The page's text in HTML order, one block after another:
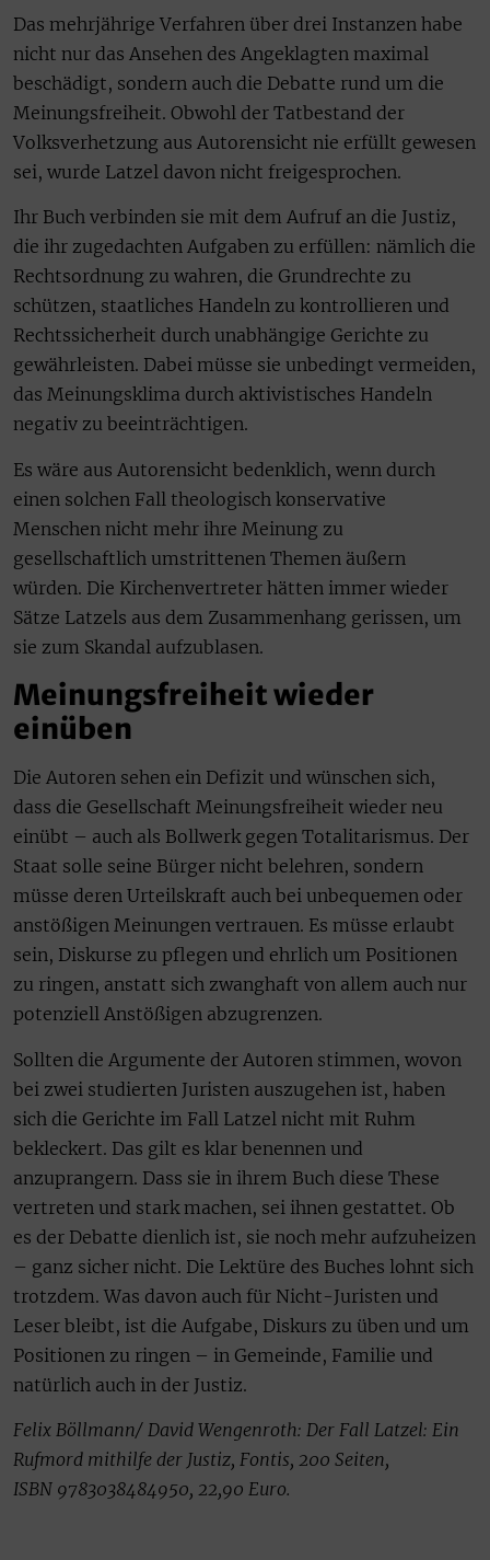
Das mehrjährige Verfahren über drei Instanzen habe
nicht nur das Ansehen des Angeklagten maximal
beschädigt, sondern auch die Debatte rund um die
Meinungsfreiheit. Obwohl der Tatbestand der
Volksverhetzung aus Autorensicht nie erfüllt gewesen
sei, wurde Latzel davon nicht freigesprochen.
Ihr Buch verbinden sie mit dem Aufruf an die Justiz,
die ihr zugedachten Aufgaben zu erfüllen: nämlich die
Rechtsordnung zu wahren, die Grundrechte zu
schützen, staatliches Handeln zu kontrollieren und
Rechtssicherheit durch unabhängige Gerichte zu
gewährleisten. Dabei müsse sie unbedingt vermeiden,
das Meinungsklima durch aktivistisches Handeln
negativ zu beeinträchtigen.
Es wäre aus Autorensicht bedenklich, wenn durch
einen solchen Fall theologisch konservative
Menschen nicht mehr ihre Meinung zu
gesellschaftlich umstrittenen Themen äußern
würden. Die Kirchenvertreter hätten immer wieder
Sätze Latzels aus dem Zusammenhang gerissen, um
sie zum Skandal aufzublasen.
Meinungsfreiheit wieder
einüben
Die Autoren sehen ein Defizit und wünschen sich,
dass die Gesellschaft Meinungsfreiheit wieder neu
einübt – auch als Bollwerk gegen Totalitarismus. Der
Staat solle seine Bürger nicht belehren, sondern
müsse deren Urteilskraft auch bei unbequemen oder
anstößigen Meinungen vertrauen. Es müsse erlaubt
sein, Diskurse zu pflegen und ehrlich um Positionen
zu ringen, anstatt sich zwanghaft von allem auch nur
potenziell Anstößigen abzugrenzen.
Sollten die Argumente der Autoren stimmen, wovon
bei zwei studierten Juristen auszugehen ist, haben
sich die Gerichte im Fall Latzel nicht mit Ruhm
bekleckert. Das gilt es klar benennen und
anzuprangern. Dass sie in ihrem Buch diese These
vertreten und stark machen, sei ihnen gestattet. Ob
es der Debatte dienlich ist, sie noch mehr aufzuheizen
– ganz sicher nicht. Die Lektüre des Buches lohnt sich
trotzdem. Was davon auch für Nicht-Juristen und
Leser bleibt, ist die Aufgabe, Diskurs zu üben und um
Positionen zu ringen – in Gemeinde, Familie und
natürlich auch in der Justiz.
Felix Böllmann/ David Wengenroth: Der Fall Latzel: Ein
Rufmord mithilfe der Justiz, Fontis, 200 Seiten,
ISBN 9783038484950, 22,90 Euro.